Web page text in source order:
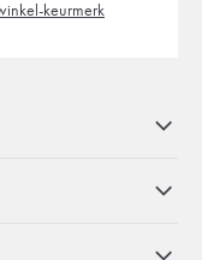
keurmerk